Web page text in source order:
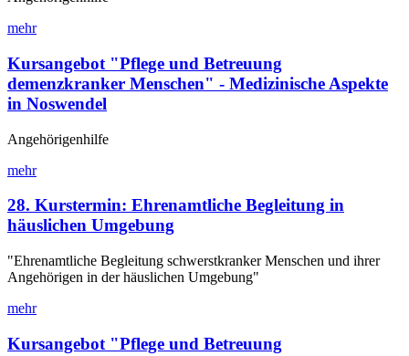
mehr
Kursangebot "Pflege und Betreuung
demenzkranker Menschen" - Medizinische Aspekte
in Noswendel
Angehörigenhilfe
mehr
28. Kurstermin: Ehrenamtliche Begleitung in
häuslichen Umgebung
"Ehrenamtliche Begleitung schwerstkranker Menschen und ihrer
Angehörigen in der häuslichen Umgebung"
mehr
Kursangebot "Pflege und Betreuung